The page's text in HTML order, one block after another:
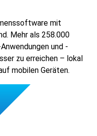
mit
Mehr als 258.000
und -
zu erreichen – lokal
mobilen Geräten.